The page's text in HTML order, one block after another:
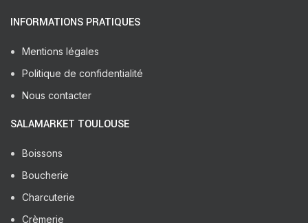
INFORMATIONS PRATIQUES
Mentions légales
Politique de confidentialité
Nous contacter
SALAMARKET TOULOUSE
Boissons
Boucherie
Charcuterie
Crèmerie